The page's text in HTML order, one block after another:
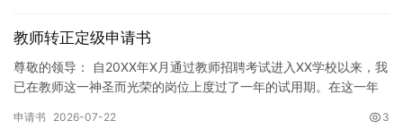
教师转正定级申请书
尊敬的领导： 自20XX年X月通过教师招聘考试进入XX学校以来，我
已在教师这一神圣而光荣的岗位上度过了一年的试用期。在这一年
申请书 2026-07-22 3